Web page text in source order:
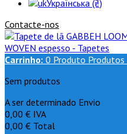
Українська (₴)
Contacte-nos
Carrinho: 0 Produto Produtos
Sem produtos
A ser determinado Envio
0,00 € IVA
0,00 € Total